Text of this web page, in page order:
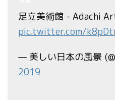
足立美術館 - Adachi
pic.twitter.com/
— 美しい日本の風景
2019